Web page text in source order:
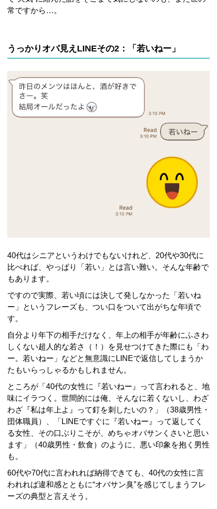
常ですから…。
うっかりオバ見えLINEその2：「若いねー」
40代はシニアというわけでもないけれど、20代や30代に
比べれば、やっぱり「若い」とは言い難い。そんな年齢で
もあります。
ですので実際、若い頃には決して発しなかった「若いね
ー」というフレーズも、つい口をついて出がちな年頃で
す。
自分より年下の相手だけなく、年上の相手が年齢にふさわ
しくない超人的な若さ（！）を見せつけてきた際にも「わ
ー。若いねー」などと無意識にLINEで返信してしまうか
たもいらっしゃるかもしれません。
ところが「40代の女性に『若いねー』って言われると、地
味にイラつく。世間的には俺、そんなに若くないし、わざ
わざ『私は年上よ』って釘を刺したいの？」（38歳男性・
団体職員）、「LINEですぐに『若いねー』って返してく
る女性、その口ぶりこそが、めちゃオバサンくさいと思い
ます」（40歳男性・飲食）のように、悪い印象を抱く男性
も。
60代や70代に言われれば納得できても、40代の女性に言
われれば違和感とともに“オバサン臭”を感じてしまうフレ
ーズの典型と言えそう。